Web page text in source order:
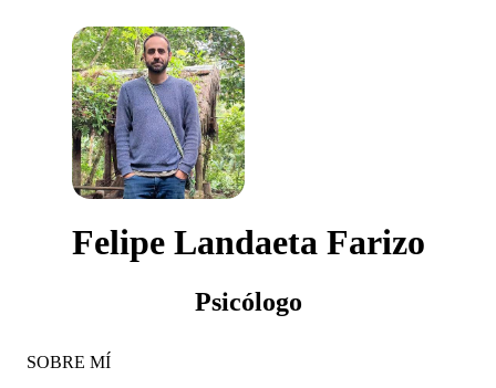
Felipe Landaeta Farizo
Psicólogo
SOBRE MÍ